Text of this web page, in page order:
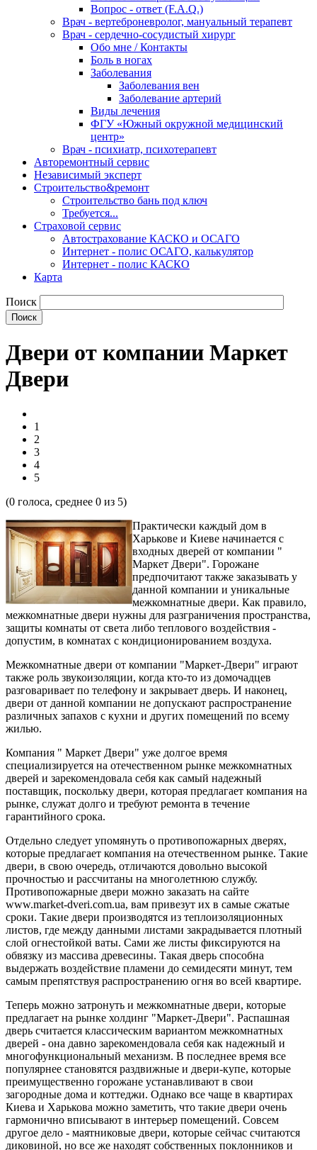
Вопрос - ответ (F.A.Q.)
Врач - вертеброневролог, мануальный терапевт
Врач - сердечно-сосудистый хирург
Обо мне / Контакты
Боль в ногах
Заболевания
Заболевания вен
Заболевание артерий
Виды лечения
ФГУ «Южный окружной медицинский
центр»
Врач - психиатр, психотерапевт
Авторемонтный сервис
Независимый эксперт
Строительство&ремонт
Строительство бань под ключ
Требуется...
Страховой сервис
Автострахование КАСКО и ОСАГО
Интернет - полис ОСАГО, калькулятор
Интернет - полис КАСКО
Карта
Поиск
Двери от компании Маркет
Двери
1
2
3
4
5
(0 голоса, среднее 0 из 5)
Практически каждый дом в
Харькове и Киеве начинается с
входных дверей от компании "
Маркет Двери". Горожане
предпочитают также заказывать у
данной компании и уникальные
межкомнатные двери. Как правило,
межкомнатные двери нужны для разграничения пространства,
защиты комнаты от света либо теплового воздействия -
допустим, в комнатах с кондиционированием воздуха.
Межкомнатные двери от компании "Маркет-Двери" играют
также роль звукоизоляции, когда кто-то из домочадцев
разговаривает по телефону и закрывает дверь. И наконец,
двери от данной компании не допускают распространение
различных запахов с кухни и других помещений по всему
жилью.
Компания " Маркет Двери" уже долгое время
специализируется на отечественном рынке межкомнатных
дверей и зарекомендовала себя как самый надежный
поставщик, поскольку двери, которая предлагает компания на
рынке, служат долго и требуют ремонта в течение
гарантийного срока.
Отдельно следует упомянуть о противопожарных дверях,
которые предлагает компания на отечественном рынке. Такие
двери, в свою очередь, отличаются довольно высокой
прочностью и рассчитаны на многолетнюю службу.
Противопожарные двери можно заказать на сайте
www.market-dveri.com.ua, вам привезут их в самые сжатые
сроки. Такие двери производятся из теплоизоляционных
листов, где между данными листами закрадывается плотный
слой огнестойкой ваты. Сами же листы фиксируются на
обвязку из массива древесины. Такая дверь способна
выдержать воздействие пламени до семидесяти минут, тем
самым препятствуя распространению огня во всей квартире.
Теперь можно затронуть и межкомнатные двери, которые
предлагает на рынке холдинг "Маркет-Двери". Распашная
дверь считается классическим вариантом межкомнатных
дверей - она давно зарекомендовала себя как надежный и
многофункциональный механизм. В последнее время все
популярнее становятся раздвижные и двери-купе, которые
преимущественно горожане устанавливают в свои
загородные дома и коттеджи. Однако все чаще в квартирах
Киева и Харькова можно заметить, что такие двери очень
гармонично вписывают в интерьер помещений. Совсем
другое дело - маятниковые двери, которые сейчас считаются
диковиной, но все же находят собственных поклонников и